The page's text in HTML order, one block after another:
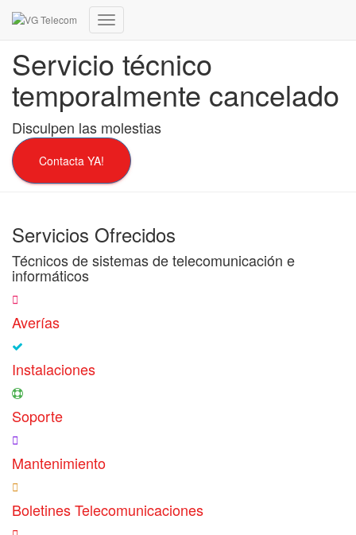
Cambiar
de
navegación
Servicio técnico
temporalmente cancelado
Disculpen las molestias
Contacta YA!
Servicios Ofrecidos
Técnicos de sistemas de telecomunicación e
informáticos
Averías
Instalaciones
Soporte
Mantenimiento
Boletines Telecomunicaciones